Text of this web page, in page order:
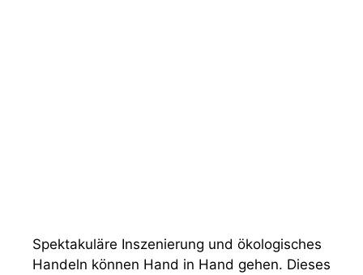
Spektakuläre Inszenierung und ökologisches
Handeln können Hand in Hand gehen. Dieses